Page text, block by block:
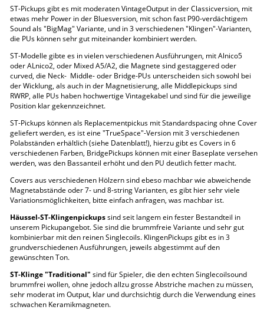
ST-Pickups gibt es mit moderaten VintageOutput in der Classicversion, mit
etwas mehr Power in der Bluesversion, mit schon fast P90-verdächtigem
Sound als "BigMag" Variante, und in 3 verschiedenen "Klingen"-Varianten,
die PUs können sehr gut miteinander kombiniert werden.
ST-Modelle gibte es in vielen verschiedenen Ausführungen, mit Alnico5
oder ALnico2, oder Mixed A5/A2, die Magnete sind gestaggered oder
curved, die Neck- Middle- oder Bridge-PUs unterscheiden sich sowohl bei
der Wicklung, als auch in der Magnetisierung, alle Middlepickups sind
RWRP, alle PUs haben hochwertige Vintagekabel und sind für die jeweilige
Position klar gekennzeichnet.
ST-Pickups können als Replacementpickus mit Standardspacing ohne Cover
geliefert werden, es ist eine "TrueSpace"-Version mit 3 verschiedenen
Polabständen erhältlich (siehe Datenblatt!), hierzu gibt es Covers in 6
verschiedenen Farben, BridgePickups können mit einer Baseplate versehen
werden, was den Bassanteil erhöht und den PU deutlich fetter macht.
Covers aus verschiedenen Hölzern sind ebeso machbar wie abweichende
Magnetabstände oder 7- und 8-string Varianten, es gibt hier sehr viele
Variationsmöglichkeiten, bitte einfach anfragen, was machbar ist.
Häussel-ST-Klingenpickupssind seit langem ein fester Bestandteil in
unserem Pickupangebot. Sie sind die brummfreie Variante und sehr gut
kombinierbar mit den reinen Singlecoils. KlingenPickups gibt es in 3
grundverschiedenen Ausführungen, jeweils abgestimmt auf den
gewünschten Ton.
ST-Klinge "Traditional" sind für Spieler, die den echten Singlecoilsound
brummfrei wollen, ohne jedoch allzu grosse Abstriche machen zu müssen,
sehr moderat im Output, klar und durchsichtig durch die Verwendung eines
schwachen Keramikmagneten.